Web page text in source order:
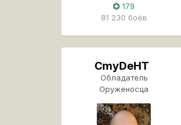
179
81 230 боёв
CmyDeHT
Обладатель
Оруженосца